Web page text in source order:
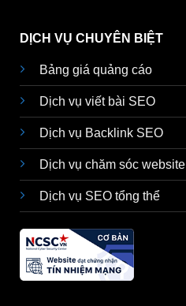
DỊCH VỤ CHUYÊN BIỆT
Bảng giá quảng cáo
Dịch vụ viết bài SEO
Dịch vụ Backlink SEO
Dịch vụ chăm sóc website
Dịch vụ SEO tổng thể